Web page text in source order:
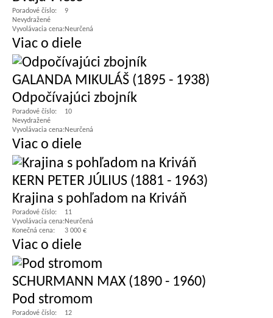
Poradové číslo:
9
Nevydražené
Vyvolávacia cena:Neurčená
Viac o diele
GALANDA MIKULÁŠ (1895 - 1938)
Odpočívajúci zbojník
Poradové číslo:
10
Nevydražené
Vyvolávacia cena:Neurčená
Viac o diele
KERN PETER JÚLIUS (1881 - 1963)
Krajina s pohľadom na Kriváň
Poradové číslo:
11
Vyvolávacia cena:Neurčená
Konečná cena:
3 000 €
Viac o diele
SCHURMANN MAX (1890 - 1960)
Pod stromom
Poradové číslo:
12